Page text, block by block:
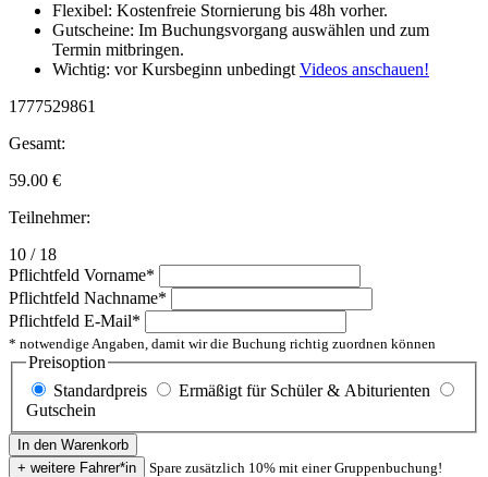
Flexibel: Kostenfreie Stornierung bis 48h vorher.
Gutscheine: Im Buchungsvorgang auswählen und zum
Termin mitbringen.
Wichtig: vor Kursbeginn unbedingt Videos anschauen!
1777529861
Gesamt:
59.00 €
Teilnehmer:
10 / 18
Pflichtfeld Vorname*
Pflichtfeld Nachname*
Pflichtfeld E-Mail*
* notwendige Angaben, damit wir die Buchung richtig zuordnen können
Preisoption
Standardpreis
Ermäßigt für Schüler & Abiturienten
Gutschein
Spare zusätzlich 10% mit einer Gruppenbuchung!